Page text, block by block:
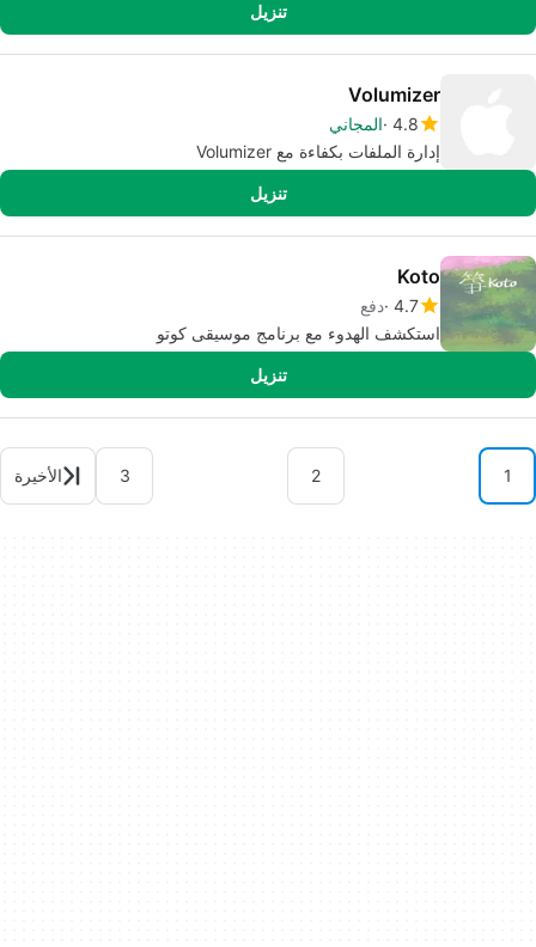
تنزيل
Volumizer
4.8 المجاني
إدارة الملفات بكفاءة مع Volumizer
تنزيل
Koto
4.7 دفع
استكشف الهدوء مع برنامج موسيقى كوتو
تنزيل
1
2
3 الأخيرة